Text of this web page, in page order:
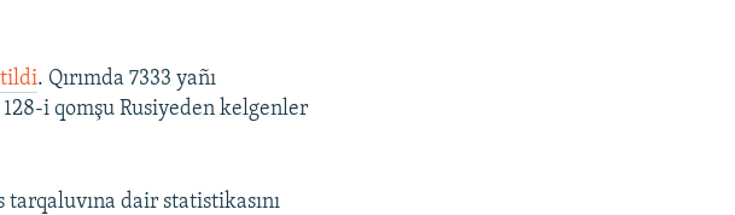
. Qırımda 7333 yañı
i qomşu Rusiyeden kelgenler
dair statistikasını